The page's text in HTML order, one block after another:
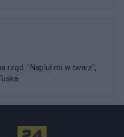
rząd. "Napluł mi w twarz",